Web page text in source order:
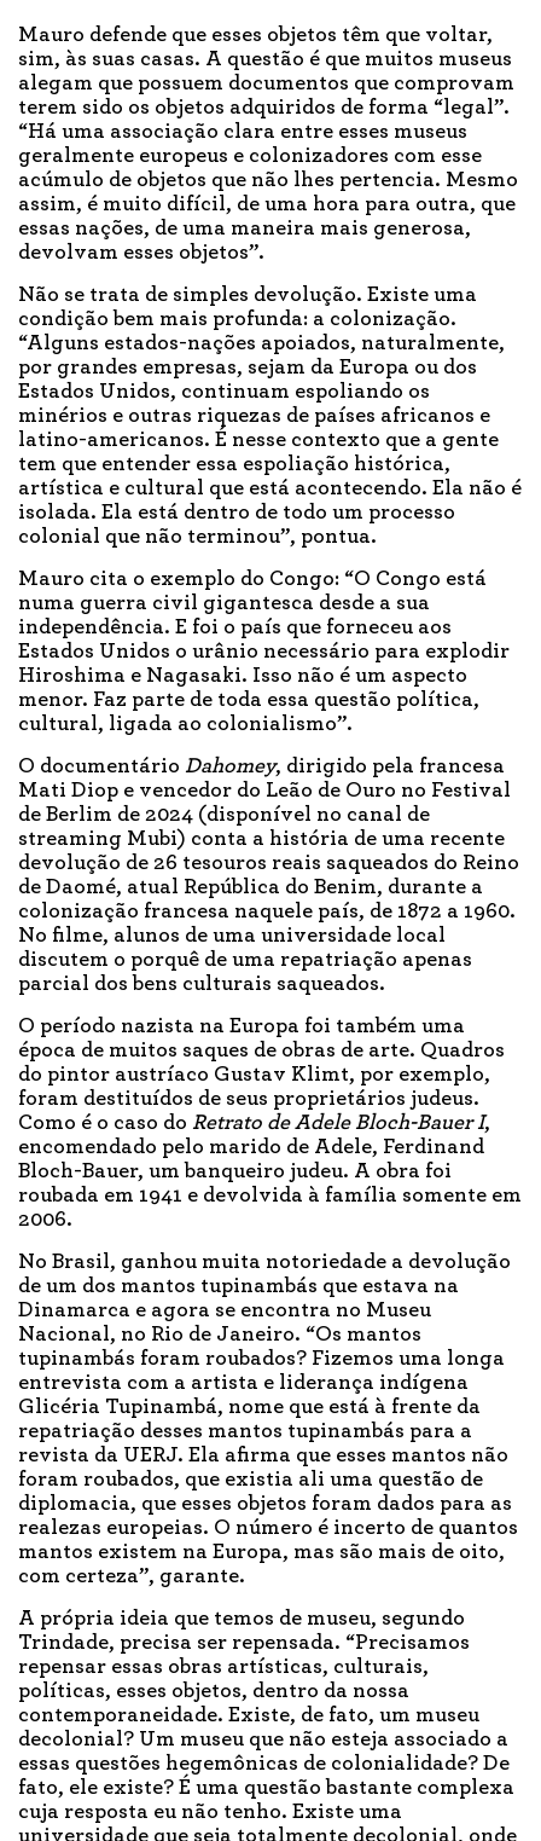
Mauro defende que esses objetos têm que voltar,
sim, às suas casas. A questão é que muitos museus
alegam que possuem documentos que comprovam
terem sido os objetos adquiridos de forma “legal”.
“Há uma associação clara entre esses museus
geralmente europeus e colonizadores com esse
acúmulo de objetos que não lhes pertencia. Mesmo
assim, é muito difícil, de uma hora para outra, que
essas nações, de uma maneira mais generosa,
devolvam esses objetos”.
Não se trata de simples devolução. Existe uma
condição bem mais profunda: a colonização.
“Alguns estados-nações apoiados, naturalmente,
por grandes empresas, sejam da Europa ou dos
Estados Unidos, continuam espoliando os
minérios e outras riquezas de países africanos e
latino-americanos. É nesse contexto que a gente
tem que entender essa espoliação histórica,
artística e cultural que está acontecendo. Ela não é
isolada. Ela está dentro de todo um processo
colonial que não terminou”, pontua.
Mauro cita o exemplo do Congo: “O Congo está
numa guerra civil gigantesca desde a sua
independência. E foi o país que forneceu aos
Estados Unidos o urânio necessário para explodir
Hiroshima e Nagasaki. Isso não é um aspecto
menor. Faz parte de toda essa questão política,
cultural, ligada ao colonialismo”.
O documentário Dahomey, dirigido pela francesa
Mati Diop e vencedor do Leão de Ouro no Festival
de Berlim de 2024 (disponível no canal de
streaming Mubi) conta a história de uma recente
devolução de 26 tesouros reais saqueados do Reino
de Daomé, atual República do Benim, durante a
colonização francesa naquele país, de 1872 a 1960.
No filme, alunos de uma universidade local
discutem o porquê de uma repatriação apenas
parcial dos bens culturais saqueados.
O período nazista na Europa foi também uma
época de muitos saques de obras de arte. Quadros
do pintor austríaco Gustav Klimt, por exemplo,
foram destituídos de seus proprietários judeus.
Como é o caso do Retrato de Adele Bloch-Bauer I,
encomendado pelo marido de Adele, Ferdinand
Bloch-Bauer, um banqueiro judeu. A obra foi
roubada em 1941 e devolvida à família somente em
2006.
No Brasil, ganhou muita notoriedade a devolução
de um dos mantos tupinambás que estava na
Dinamarca e agora se encontra no Museu
Nacional, no Rio de Janeiro. “Os mantos
tupinambás foram roubados? Fizemos uma longa
entrevista com a artista e liderança indígena
Glicéria Tupinambá, nome que está à frente da
repatriação desses mantos tupinambás para a
revista da UERJ. Ela afirma que esses mantos não
foram roubados, que existia ali uma questão de
diplomacia, que esses objetos foram dados para as
realezas europeias. O número é incerto de quantos
mantos existem na Europa, mas são mais de oito,
com certeza”, garante.
A própria ideia que temos de museu, segundo
Trindade, precisa ser repensada. “Precisamos
repensar essas obras artísticas, culturais,
políticas, esses objetos, dentro da nossa
contemporaneidade. Existe, de fato, um museu
decolonial? Um museu que não esteja associado a
essas questões hegemônicas de colonialidade? De
fato, ele existe? É uma questão bastante complexa
cuja resposta eu não tenho. Existe uma